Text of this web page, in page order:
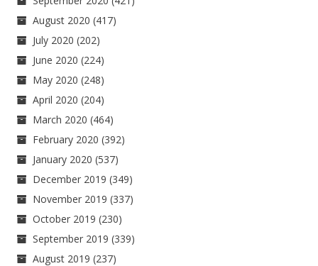
August 2020 (417)
July 2020 (202)
June 2020 (224)
May 2020 (248)
April 2020 (204)
March 2020 (464)
February 2020 (392)
January 2020 (537)
December 2019 (349)
November 2019 (337)
October 2019 (230)
September 2019 (339)
August 2019 (237)